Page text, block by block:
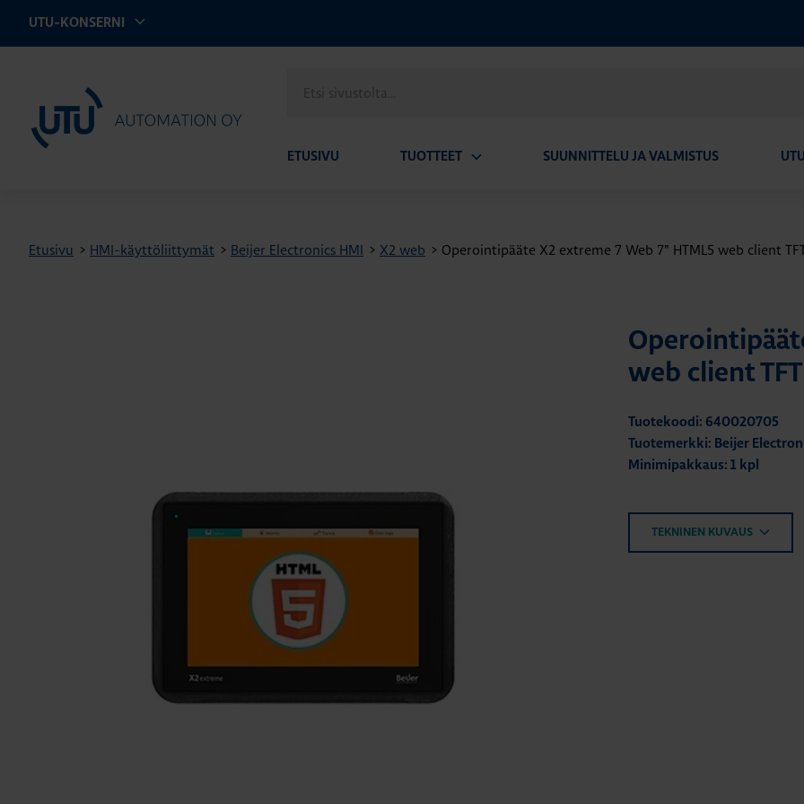
UTU-KONSERNI
UTU Automation
sivustolta
ETUSIVU TUOTTEET SUUNNITTELU JA VALMISTUS
Etusivu > HMI-käyttöliittymät > Beijer Electronics HMI > X2 web > Operointipääte X2 extreme 7 Web 7" HTML5 web client
web client
Tuotekoodi: 640020705
Tuotemerkki: Beijer
Minimipakkaus: 1 kpl
TEKNINEN KUVAUS